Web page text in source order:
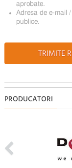
aprobate.
Adresa de e-mail
publice.
TRIMITE
PRODUCATORI